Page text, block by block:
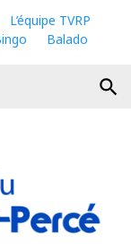
L’équipe TVRP
Balado
search